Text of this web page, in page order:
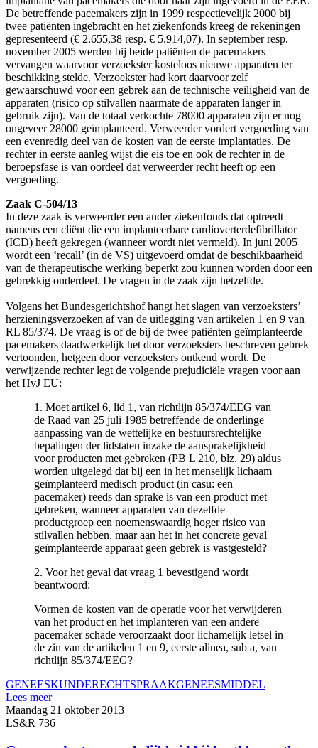
De betreffende pacemakers zijn in 1999 respectievelijk 2000 bij
twee patiënten ingebracht en het ziekenfonds kreeg de rekeningen
gepresenteerd (€ 2.655,38 resp. € 5.914,07). In september resp.
november 2005 werden bij beide patiënten de pacemakers
vervangen waarvoor verzoekster kosteloos nieuwe apparaten ter
beschikking stelde. Verzoekster had kort daarvoor zelf
gewaarschuwd voor een gebrek aan de technische veiligheid van de
apparaten (risico op stilvallen naarmate de apparaten langer in
gebruik zijn). Van de totaal verkochte 78000 apparaten zijn er nog
ongeveer 28000 geïmplanteerd. Verweerder vordert vergoeding van
een evenredig deel van de kosten van de eerste implantaties. De
rechter in eerste aanleg wijst die eis toe en ook de rechter in de
beroepsfase is van oordeel dat verweerder recht heeft op een
vergoeding.
Zaak C-504/13
In deze zaak is verweerder een ander ziekenfonds dat optreedt
namens een cliënt die een implanteerbare cardioverterdefibrillator
(ICD) heeft gekregen (wanneer wordt niet vermeld). In juni 2005
wordt een ‘recall’ (in de VS) uitgevoerd omdat de beschikbaarheid
van de therapeutische werking beperkt zou kunnen worden door een
gebrekkig onderdeel. De vragen in de zaak zijn hetzelfde.
Volgens het Bundesgerichtshof hangt het slagen van verzoeksters’
herzieningsverzoeken af van de uitlegging van artikelen 1 en 9 van
RL 85/374. De vraag is of de bij de twee patiënten geïmplanteerde
pacemakers daadwerkelijk het door verzoeksters beschreven gebrek
vertoonden, hetgeen door verzoeksters ontkend wordt. De
verwijzende rechter legt de volgende prejudiciële vragen voor aan
het HvJ EU:
1. Moet artikel 6, lid 1, van richtlijn 85/374/EEG van
de Raad van 25 juli 1985 betreffende de onderlinge
aanpassing van de wettelijke en bestuursrechtelijke
bepalingen der lidstaten inzake de aansprakelijkheid
voor producten met gebreken (PB L 210, blz. 29) aldus
worden uitgelegd dat bij een in het menselijk lichaam
geïmplanteerd medisch product (in casu: een
pacemaker) reeds dan sprake is van een product met
gebreken, wanneer apparaten van dezelfde
productgroep een noemenswaardig hoger risico van
stilvallen hebben, maar aan het in het concrete geval
geïmplanteerde apparaat geen gebrek is vastgesteld?
2. Voor het geval dat vraag 1 bevestigend wordt
beantwoord:
Vormen de kosten van de operatie voor het verwijderen
van het product en het implanteren van een andere
pacemaker schade veroorzaakt door lichamelijk letsel in
de zin van de artikelen 1 en 9, eerste alinea, sub a, van
richtlijn 85/374/EEG?
GENEESKUNDERECHTSPRAAKGENEESMIDDEL
Lees meer
Maandag 21 oktober 2013
LS&R 736